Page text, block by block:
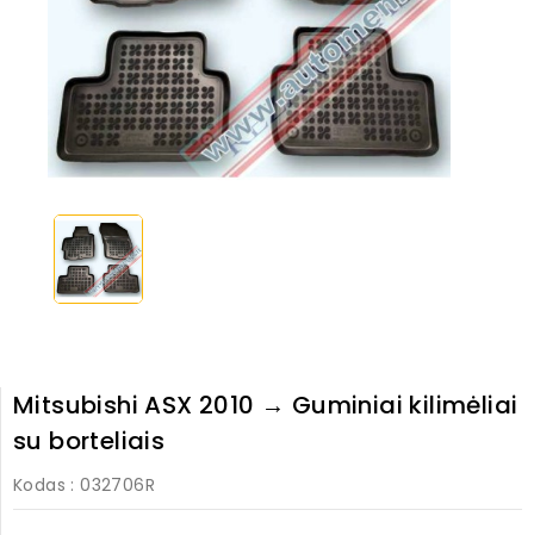
Mitsubishi ASX 2010 → Guminiai kilimėliai
su borteliais
Kodas : 032706R